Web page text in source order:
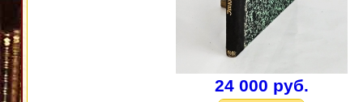
24 000 руб.